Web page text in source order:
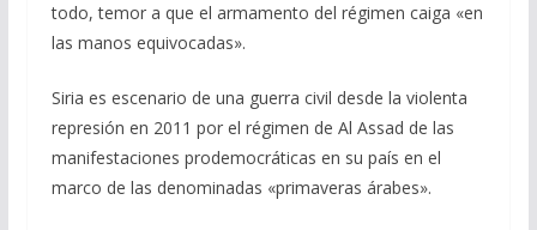
todo, temor a que el armamento del régimen caiga «en
las manos equivocadas».
Siria es escenario de una guerra civil desde la violenta
represión en 2011 por el régimen de Al Assad de las
manifestaciones prodemocráticas en su país en el
marco de las denominadas «primaveras árabes».